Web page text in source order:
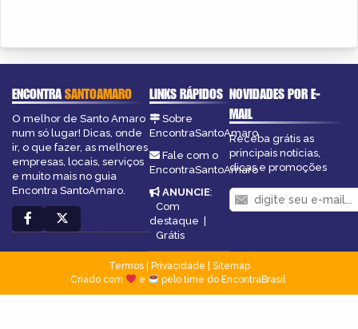
ENCONTRASANTOAMARO
O melhor de Santo Amaro
num só lugar! Dicas, onde
ir, o que fazer, as melhores
empresas, locais, serviços
e muito mais no guia
Encontra SantoAmaro.
LINKS RÁPIDOS
Sobre
EncontraSantoAmaro
Fale com o
EncontraSantoAmaro
ANUNCIE:
Com
destaque |
Grátis
NOVIDADES POR E-
MAIL
Receba grátis as
principais notícias,
dicas e promoções
Termos| Privacidade
Sitemap
Criado com
e pelo time do EncontraBrasil